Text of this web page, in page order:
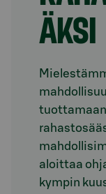
ÄKSI
aloittaa
kympin